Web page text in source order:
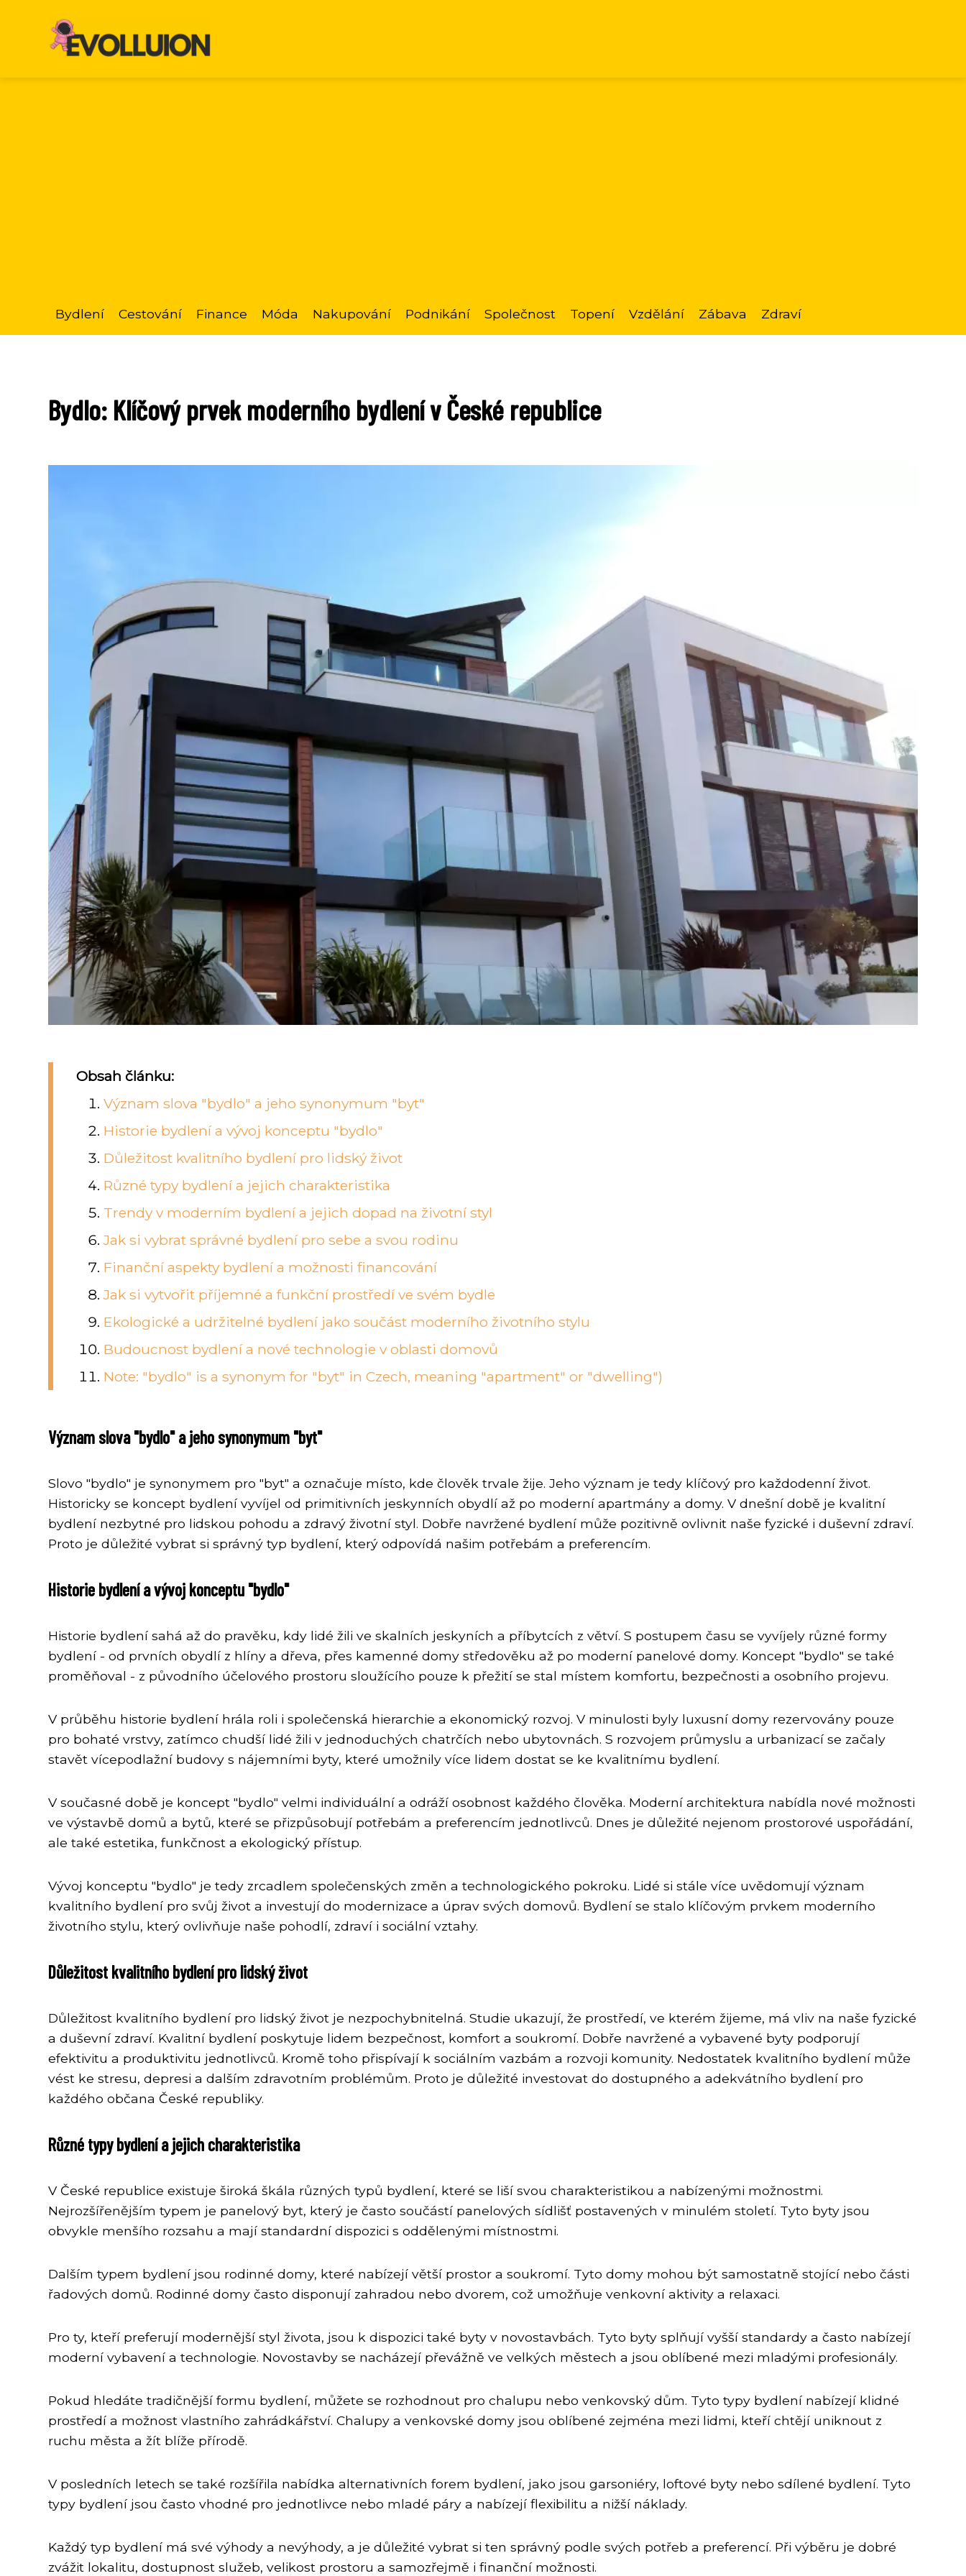
Bydlení Cestování Finance Móda Nakupování Podnikání Společnost Topení Vzdělání Zábava Zdraví
Bydlo: Klíčový prvek moderního bydlení v České republice
Obsah článku:
Význam slova "bydlo" a jeho synonymum "byt"
Historie bydlení a vývoj konceptu "bydlo"
Důležitost kvalitního bydlení pro lidský život
Různé typy bydlení a jejich charakteristika
Trendy v moderním bydlení a jejich dopad na životní styl
Jak si vybrat správné bydlení pro sebe a svou rodinu
Finanční aspekty bydlení a možnosti financování
Jak si vytvořit příjemné a funkční prostředí ve svém bydle
Ekologické a udržitelné bydlení jako součást moderního životního stylu
Budoucnost bydlení a nové technologie v oblasti domovů
Note: "bydlo" is a synonym for "byt" in Czech, meaning "apartment" or "dwelling")
Význam slova "bydlo" a jeho synonymum "byt"
Slovo "bydlo" je synonymem pro "byt" a označuje místo, kde člověk trvale žije. Jeho význam je tedy klíčový pro každodenní život.
Historicky se koncept bydlení vyvíjel od primitivních jeskynních obydlí až po moderní apartmány a domy. V dnešní době je kvalitní
bydlení nezbytné pro lidskou pohodu a zdravý životní styl. Dobře navržené bydlení může pozitivně ovlivnit naše fyzické i duševní zdraví.
Proto je důležité vybrat si správný typ bydlení, který odpovídá našim potřebám a preferencím.
Historie bydlení a vývoj konceptu "bydlo"
Historie bydlení sahá až do pravěku, kdy lidé žili ve skalních jeskyních a příbytcích z větví. S postupem času se vyvíjely různé formy
bydlení - od prvních obydlí z hlíny a dřeva, přes kamenné domy středověku až po moderní panelové domy. Koncept "bydlo" se také
proměňoval - z původního účelového prostoru sloužícího pouze k přežití se stal místem komfortu, bezpečnosti a osobního projevu.
V průběhu historie bydlení hrála roli i společenská hierarchie a ekonomický rozvoj. V minulosti byly luxusní domy rezervovány pouze
pro bohaté vrstvy, zatímco chudší lidé žili v jednoduchých chatrčích nebo ubytovnách. S rozvojem průmyslu a urbanizací se začaly
stavět vícepodlažní budovy s nájemními byty, které umožnily více lidem dostat se ke kvalitnímu bydlení.
V současné době je koncept "bydlo" velmi individuální a odráží osobnost každého člověka. Moderní architektura nabídla nové možnosti
ve výstavbě domů a bytů, které se přizpůsobují potřebám a preferencím jednotlivců. Dnes je důležité nejenom prostorové uspořádání,
ale také estetika, funkčnost a ekologický přístup.
Vývoj konceptu "bydlo" je tedy zrcadlem společenských změn a technologického pokroku. Lidé si stále více uvědomují význam
kvalitního bydlení pro svůj život a investují do modernizace a úprav svých domovů. Bydlení se stalo klíčovým prvkem moderního
životního stylu, který ovlivňuje naše pohodlí, zdraví i sociální vztahy.
Důležitost kvalitního bydlení pro lidský život
Důležitost kvalitního bydlení pro lidský život je nezpochybnitelná. Studie ukazují, že prostředí, ve kterém žijeme, má vliv na naše fyzické
a duševní zdraví. Kvalitní bydlení poskytuje lidem bezpečnost, komfort a soukromí. Dobře navržené a vybavené byty podporují
efektivitu a produktivitu jednotlivců. Kromě toho přispívají k sociálním vazbám a rozvoji komunity. Nedostatek kvalitního bydlení může
vést ke stresu, depresi a dalším zdravotním problémům. Proto je důležité investovat do dostupného a adekvátního bydlení pro
každého občana České republiky.
Různé typy bydlení a jejich charakteristika
V České republice existuje široká škála různých typů bydlení, které se liší svou charakteristikou a nabízenými možnostmi.
Nejrozšířenějším typem je panelový byt, který je často součástí panelových sídlišť postavených v minulém století. Tyto byty jsou
obvykle menšího rozsahu a mají standardní dispozici s oddělenými místnostmi.
Dalším typem bydlení jsou rodinné domy, které nabízejí větší prostor a soukromí. Tyto domy mohou být samostatně stojící nebo části
řadových domů. Rodinné domy často disponují zahradou nebo dvorem, což umožňuje venkovní aktivity a relaxaci.
Pro ty, kteří preferují modernější styl života, jsou k dispozici také byty v novostavbách. Tyto byty splňují vyšší standardy a často nabízejí
moderní vybavení a technologie. Novostavby se nacházejí převážně ve velkých městech a jsou oblíbené mezi mladými profesionály.
Pokud hledáte tradičnější formu bydlení, můžete se rozhodnout pro chalupu nebo venkovský dům. Tyto typy bydlení nabízejí klidné
prostředí a možnost vlastního zahrádkářství. Chalupy a venkovské domy jsou oblíbené zejména mezi lidmi, kteří chtějí uniknout z
ruchu města a žít blíže přírodě.
V posledních letech se také rozšířila nabídka alternativních forem bydlení, jako jsou garsoniéry, loftové byty nebo sdílené bydlení. Tyto
typy bydlení jsou často vhodné pro jednotlivce nebo mladé páry a nabízejí flexibilitu a nižší náklady.
Každý typ bydlení má své výhody a nevýhody, a je důležité vybrat si ten správný podle svých potřeb a preferencí. Při výběru je dobré
zvážit lokalitu, dostupnost služeb, velikost prostoru a samozřejmě i finanční možnosti.